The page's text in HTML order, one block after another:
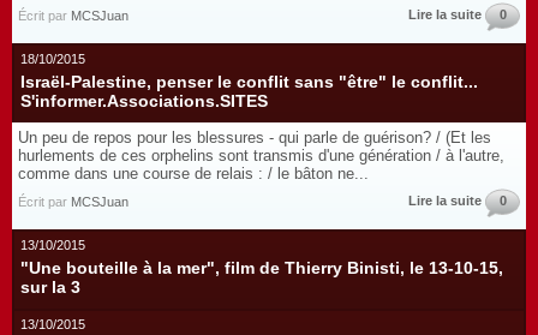
Écrit par MCSJuan Lire la suite 0
18/10/2015
Israël-Palestine, penser le conflit sans "être" le conflit...
S'informer.Associations.SITES
Un peu de repos pour les blessures - qui parle de guérison? / (Et les
hurlements de ces orphelins sont transmis d'une génération / à l'autre,
comme dans une course de relais : / le bâton ne...
Écrit par MCSJuan Lire la suite 0
13/10/2015
"Une bouteille à la mer", film de Thierry Binisti, le 13-10-15,
sur la 3
13/10/2015